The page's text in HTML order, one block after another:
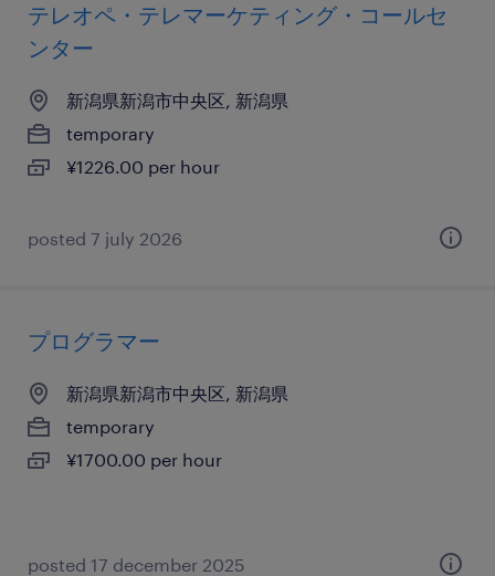
テレオペ・テレマーケティング・コールセ
ンター
新潟県新潟市中央区, 新潟県
temporary
¥1226.00 per hour
posted 7 july 2026
プログラマー
新潟県新潟市中央区, 新潟県
temporary
¥1700.00 per hour
posted 17 december 2025